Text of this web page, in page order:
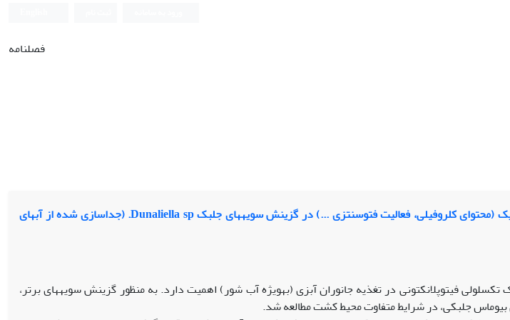
فصلنامه
بررسی مقایسه‎ای برخی شاخص‎های فیزیولوژیک (محتوای کلروفیلی، فعالیت‎ فتوسنتزی ...) در گزینش سویه‎های جلبک Dunaliella sp. (جداسازی شده از آب‎های
به‎عنوان یک جلبک تک‎سلولی فیتوپلانکتونی در تغذیه جانوران آبزی (به‏ویژه آب شور) اهمیت دارد. به منظور گزینش سویه‎های برتر،